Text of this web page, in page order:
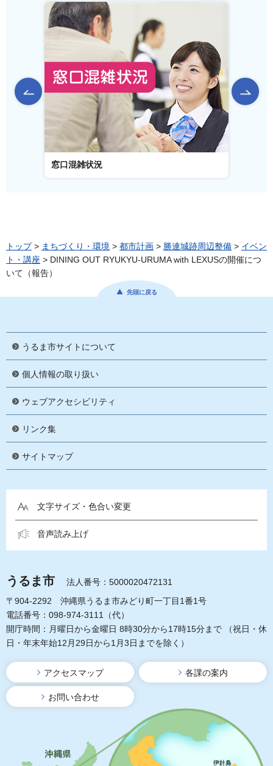
前のスライドを表示
窓口混雑状況
トップ> まちづくり・環境 > 都市計画 > 勝連城跡周辺整備 > イベン
ト・講座 > DINING OUT RYUKYU-URUMA with LEXUSの開催につ
いて（報告）
先頭に戻る
うるま市サイトについて
個人情報の取り扱い
ウェブアクセシビリティ
リンク集
サイトマップ
文字サイズ・色合い変更
音声読み上げ
うるま市
法人番号：5000020472131
〒904-2292 沖縄県うるま市みどり町一丁目1番1号
電話番号：098-974-3111（代）
開庁時間：月曜日から金曜日 8時30分から17時15分まで
（祝日・休
日・年末年始12月29日から1月3日までを除く）
アクセスマップ 各課の案内
お問い合わせ